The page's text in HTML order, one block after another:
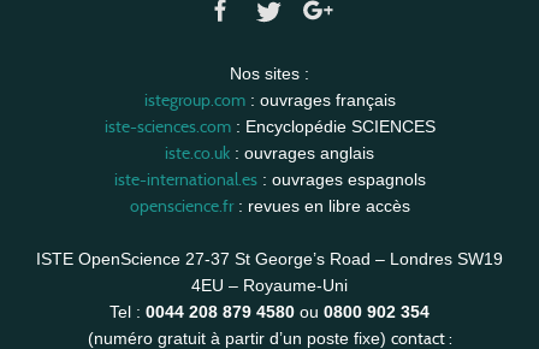
Nos sites :
istegroup.com: ouvrages français
iste-sciences.com: Encyclopédie SCIENCES
iste.co.uk : ouvrages anglais
iste-international.es: ouvrages espagnols
openscience.fr: revues en libre accès
ISTE OpenScience 27-37 St George’s Road – Londres SW19
4EU – Royaume-Uni
Tel : 0044 208 879 4580 ou 0800 902 354
(numéro gratuit à partir d’un poste fixe) contact :